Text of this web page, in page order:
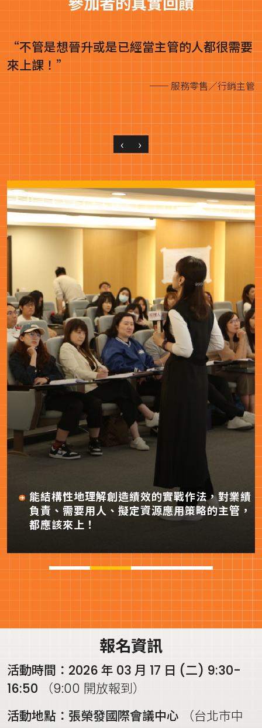
‹ ›
能結構性地理解創造績效的實戰作法，對業績
負責、需要用人、擬定資源應用策略的主管，
都應該來上！
報名資訊
活動時間：2026 年 03 月 17 日 (二) 9:30-
16:50
（9:00 開放報到）
活動地點：張榮發國際會議中心
（台北市中